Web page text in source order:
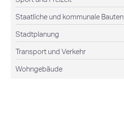
Staatliche und kommunale Bauten
Stadtplanung
Transport und Verkehr
Wohngebäude